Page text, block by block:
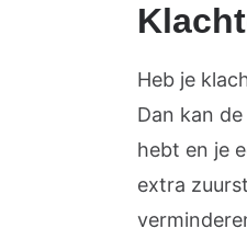
Heb je
Dan kan
hebt en je
extra